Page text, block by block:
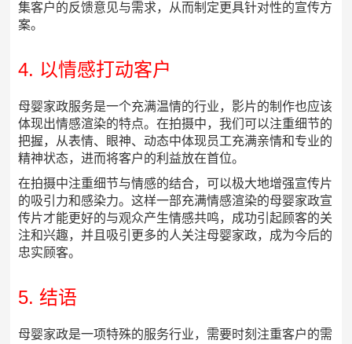
集客户的反馈意见与需求，从而制定更具针对性的宣传方
案。
4. 以情感打动客户
母婴家政服务是一个充满温情的行业，影片的制作也应该
体现出情感渲染的特点。在拍摄中，我们可以注重细节的
把握，从表情、眼神、动态中体现员工充满亲情和专业的
精神状态，进而将客户的利益放在首位。
在拍摄中注重细节与情感的结合，可以极大地增强宣传片
的吸引力和感染力。这样一部充满情感渲染的母婴家政宣
传片才能更好的与观众产生情感共鸣，成功引起顾客的关
注和兴趣，并且吸引更多的人关注母婴家政，成为今后的
忠实顾客。
5. 结语
母婴家政是一项特殊的服务行业，需要时刻注重客户的需